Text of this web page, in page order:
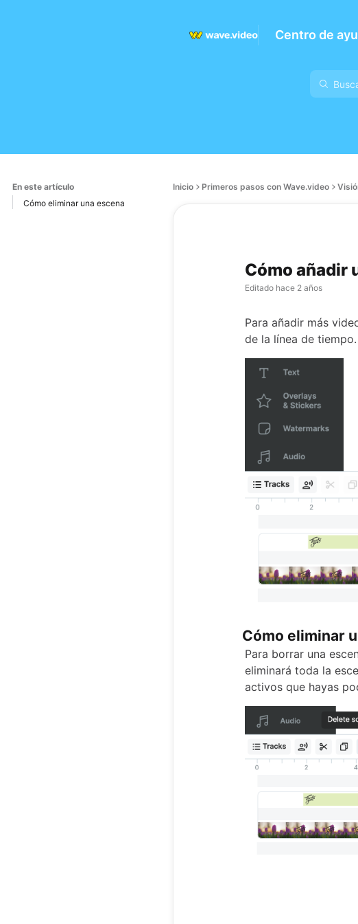
Centro de
En este artículo
Cómo eliminar una escena
Inicio Primeros pasos con Wave.video
Cómo añadir
Editado hace 2 años
Para añadir más
de la línea de
Cómo eliminar
Para borrar una
eliminará toda la
activos que hayas